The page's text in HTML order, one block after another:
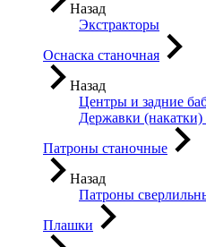
Назад
Экстракторы
Оснаска станочная
Назад
Центры и задние
Державки
Патроны станочные
Назад
Патроны
Плашки